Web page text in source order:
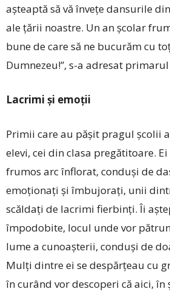
așteaptă să vă învețe dansurile
ale țării noastre. Un an școlar
bune de care să ne bucurăm cu
Dumnezeu!”, s-a adresat
Lacrimi și emoții
Primii care au pășit pragul școlii
elevi, cei din clasa pregătitoare.
frumos arc înflorat, conduși de
emoționați și îmbujorați, unii
scăldați de lacrimi fierbinți. Îi
împodobite, locul unde vor
lume a cunoașterii, conduși de
Mulți dintre ei se des­părțeau cu
în curând vor descoperi că aici, în